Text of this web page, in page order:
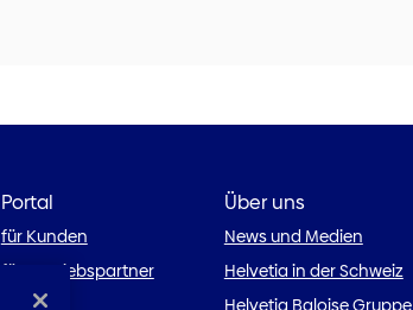
Portal
für Kunden
für Vertriebspartner
Über uns
News und Medien
Helvetia in der Schweiz